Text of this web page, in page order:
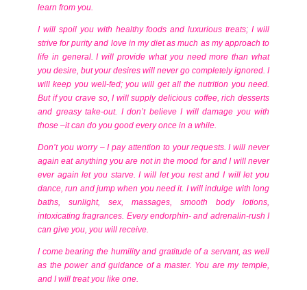
learn from you.
I will spoil you with healthy foods and luxurious treats; I will
strive for purity and love in my diet as much as my approach to
life in general. I will provide what you need more than what
you desire, but your desires will never go completely ignored. I
will keep you well-fed; you will get all the nutrition you need.
But if you crave so, I will supply delicious coffee, rich desserts
and greasy take-out. I don’t believe I will damage you with
those –it can do you good every once in a while.
Don’t you worry – I pay attention to your requests. I will never
again eat anything you are not in the mood for and I will never
ever again let you starve. I will let you rest and I will let you
dance, run and jump when you need it. I will indulge with long
baths, sunlight, sex, massages, smooth body lotions,
intoxicating fragrances. Every endorphin- and adrenalin-rush I
can give you, you will receive.
I come bearing the humility and gratitude of a servant, as well
as the power and guidance of a master. You are my temple,
and I will treat you like one.